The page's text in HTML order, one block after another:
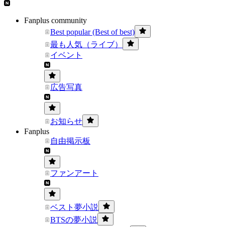
Fanplus community
Best popular (Best of best)
最も人気（ライブ）
イベント
広告写真
お知らせ
Fanplus
自由掲示板
ファンアート
ベスト夢小説
BTSの夢小説